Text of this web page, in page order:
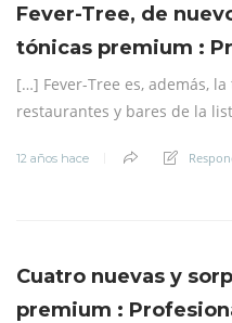
Fever-Tree, de
tónicas premium :
[…] Fever-Tree es, además,
restaurantes y bares de la
12 años hace
Cuatro nuevas y
premium :